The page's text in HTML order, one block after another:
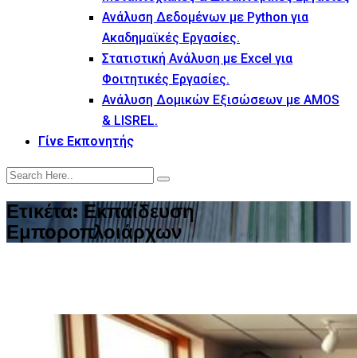
Ανάλυση Δεδομένων με Python για
Ακαδημαϊκές Εργασίες.
Στατιστική Ανάλυση με Excel για
Φοιτητικές Εργασίες.
Ανάλυση Δομικών Εξισώσεων με AMOS
& LISREL.
Γίνε Εκπονητής
Ετικέτα: Εκπαίδευση
Εμποροπλοιάρχων